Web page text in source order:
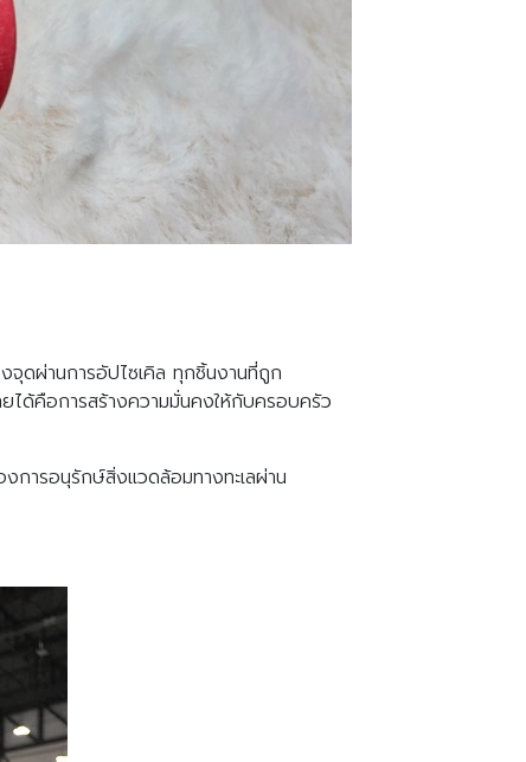
จุดผ่านการอัปไซเคิล ทุกชิ้นงานที่ถูก
ได้คือการสร้างความมั่นคงให้กับครอบครัว
การอนุรักษ์สิ่งแวดล้อมทางทะเลผ่าน